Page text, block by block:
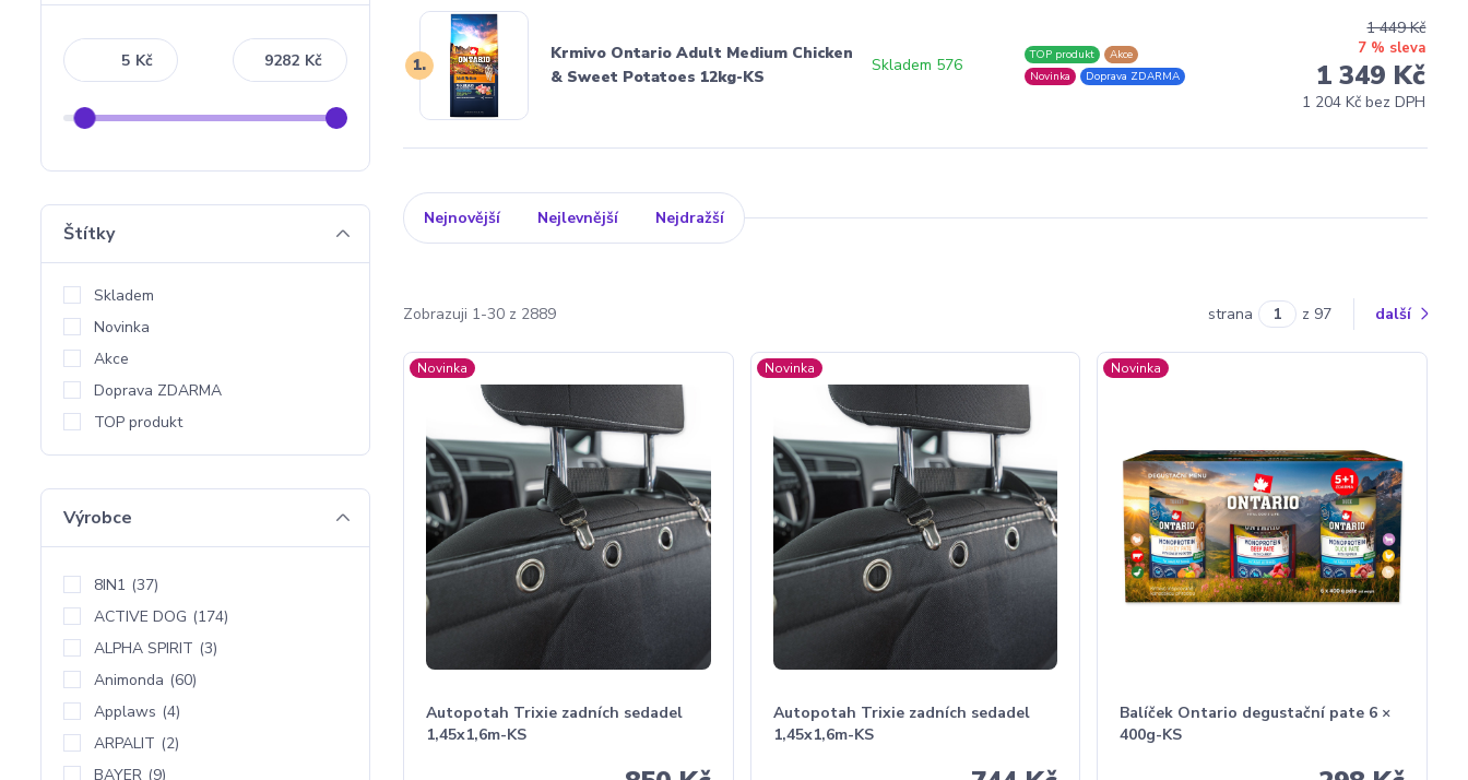
1.
Krmivo Ontario Adult Medium Chicken
& Sweet Potatoes 12kg-KS
Skladem 576
TOP produkt
Akce
Novinka
Doprava ZDARMA
1 449 Kč
7 % sleva
1 349 Kč
1 204 Kč bez DPH
Nejnovější Nejlevnější Nejdražší
Zobrazuji 1-30 z 2889 strana z 97 další
Novinka
Autopotah Trixie zadních sedadel
1,45x1,6m-KS
Novinka
Autopotah Trixie zadních sedadel
1,45x1,6m-KS
Novinka
Balíček Ontario degustační pate 6 ×
400g-KS
Kč Kč
Štítky
Skladem
Novinka
Akce
Doprava ZDARMA
TOP produkt
Výrobce
8IN1 (37)
ACTIVE DOG (174)
ALPHA SPIRIT (3)
Animonda (60)
Applaws (4)
ARPALIT (2)
BAYER (9)